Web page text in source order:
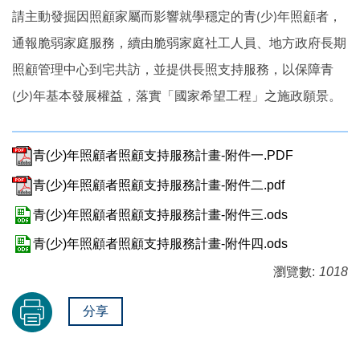
請主動發掘因照顧家屬而影響就學穩定的青(少)年照顧者，
通報脆弱家庭服務，續由脆弱家庭社工人員、地方政府長期
照顧管理中心到宅共訪，並提供長照支持服務，以保障青
(少)年基本發展權益，落實「國家希望工程」之施政願景。
青(少)年照顧者照顧支持服務計畫-附件一.PDF
青(少)年照顧者照顧支持服務計畫-附件二.pdf
青(少)年照顧者照顧支持服務計畫-附件三.ods
青(少)年照顧者照顧支持服務計畫-附件四.ods
瀏覽數: 1018
分享